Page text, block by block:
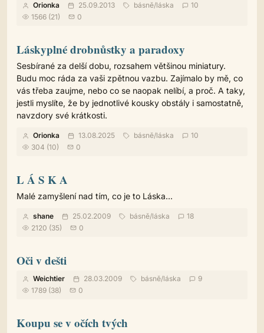
Orionka 25.09.2013 básně/láska
10
1566 (21)
0
Láskyplné drobnůstky a paradoxy
Sesbírané za delší dobu, rozsahem většinou miniatury.
Budu moc ráda za vaši zpětnou vazbu. Zajímalo by mě, co
vás třeba zaujme, nebo co se naopak nelíbí, a proč. A taky,
jestli myslíte, že by jednotlivé kousky obstály i samostatně,
navzdory své krátkosti.
Orionka 13.08.2025 básně/láska
10
304 (10)
0
L Á S K A
Malé zamyšlení nad tím, co je to Láska...
shane 25.02.2009 básně/láska
18
2120 (35)
0
Oči v dešti
Weichtier 28.03.2009 básně/láska
9
1789 (38)
0
Koupu se v očích tvých